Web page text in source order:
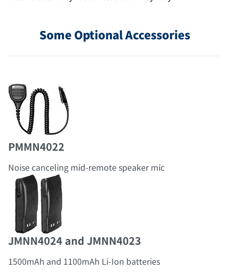
Some Optional Accessories
PMMN4022
Noise canceling mid-remote speaker mic
JMNN4024 and JMNN4023
1500mAh and 1100mAh Li-Ion batteries